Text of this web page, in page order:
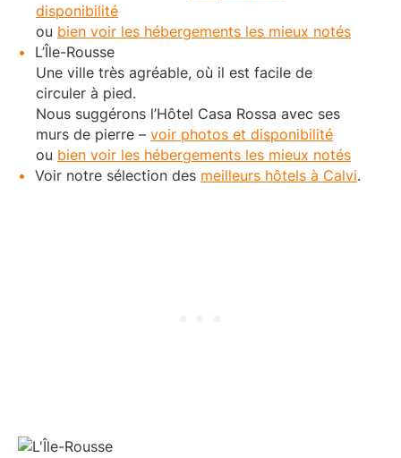
disponibilité
ou bien voir les hébergements les mieux notés
L’Île-Rousse
Une ville très agréable, où il est facile de
circuler à pied.
Nous suggérons l’Hôtel Casa Rossa avec ses
murs de pierre – voir photos et disponibilité
ou bien voir les hébergements les mieux notés
Voir notre sélection des meilleurs hôtels à Calvi.